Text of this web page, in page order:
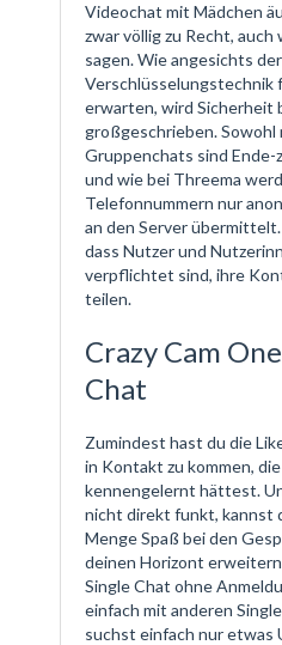
Videochat mit Mädchen
zwar völlig zu Recht,
sagen. Wie angesichts
Verschlüsselungstechnik
erwarten, wird Sicherheit
großgeschrieben. Sowohl
Gruppenchats sind
und wie bei Threema
Telefonnummern nur
an den Server
dass Nutzer und
verpflichtet sind, ihre
teilen.
Crazy Cam
Chat
Zumindest hast du die
in Kontakt zu kommen,
kennengelernt hättest.
nicht direkt funkt, kannst
Menge Spaß bei den
deinen Horizont
Single Chat ohne
einfach mit anderen
suchst einfach nur etwas